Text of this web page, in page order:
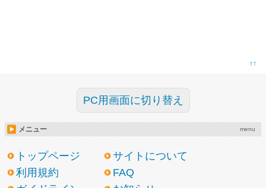
↑↑
PC用画面に切り替え
メニュー menu
トップページ
サイトについて
利用規約
FAQ